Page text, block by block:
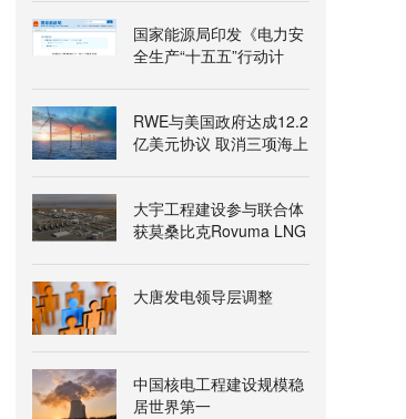
国家能源局印发《电力安
全生产“十五五”行动计
RWE与美国政府达成12.2
亿美元协议 取消三项海上
大宇工程建设参与联合体
获莫桑比克Rovuma LNG
大唐发电领导层调整
中国核电工程建设规模稳
居世界第一